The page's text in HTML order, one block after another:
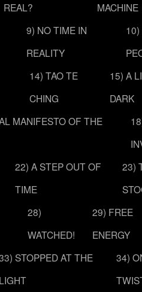
REAL?
MACHINE
9) NO TIME IN
REALITY
14) TAO TE
CHING
15) A
DARK
MANIFESTO OF THE
22) A STEP OUT OF
TIME
23)
28)
WATCHED!
29) FREE
ENERGY
STOPPED AT THE
LIGHT
34)